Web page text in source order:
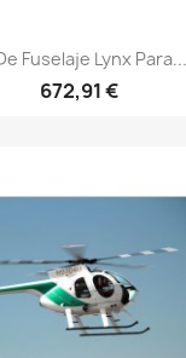
Vista rápida
Fuselaje Lynx Para...
672,91 €